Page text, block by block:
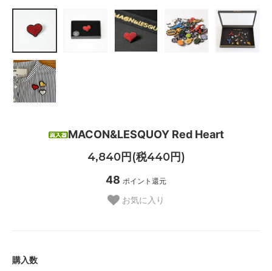
MACON&LESQUOY Red Heart
4,840円(税440円)
48 ポイント還元
お気に入り
購入数